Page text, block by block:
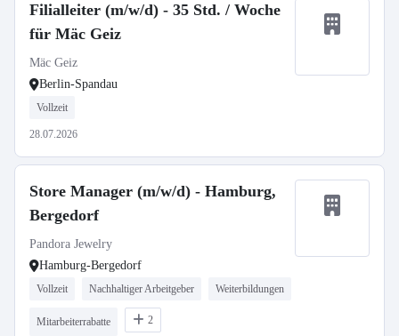
Filialleiter (m/w/d) - 35 Std. / Woche
für Mäc Geiz
Mäc Geiz
Berlin-Spandau
Vollzeit
28.07.2026
Store Manager (m/w/d) - Hamburg,
Bergedorf
Pandora Jewelry
Hamburg-Bergedorf
Vollzeit Nachhaltiger Arbeitgeber Weiterbildungen
Mitarbeiterrabatte 2